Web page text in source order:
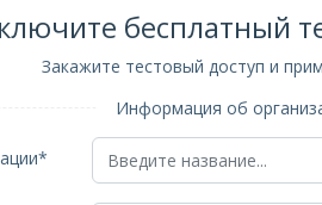
бесплатный
Закажите тестовый доступ и
Информация об